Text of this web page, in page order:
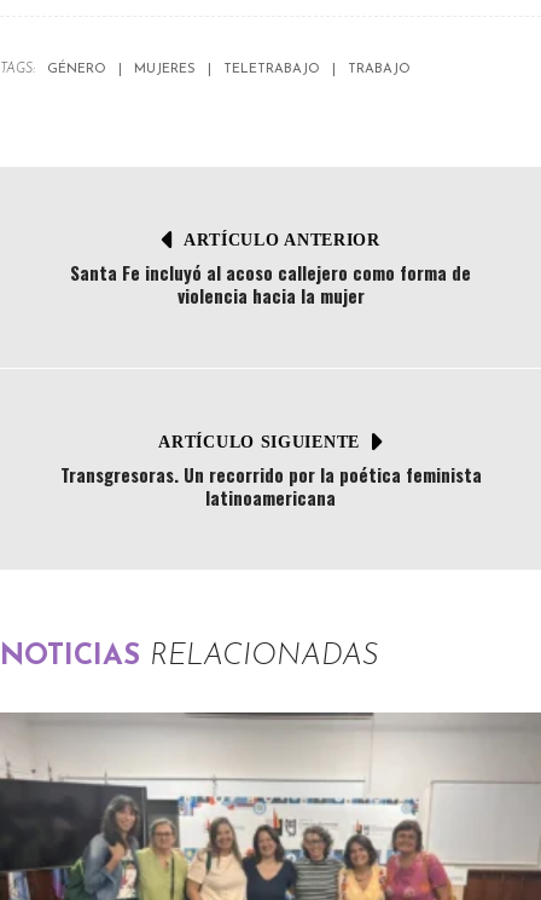
TAGS: GÉNERO MUJERES TELETRABAJO TRABAJO
ARTÍCULO ANTERIOR
Santa Fe incluyó al acoso callejero como forma de
violencia hacia la mujer
ARTÍCULO SIGUIENTE
Transgresoras. Un recorrido por la poética feminista
latinoamericana
NOTICIAS RELACIONADAS